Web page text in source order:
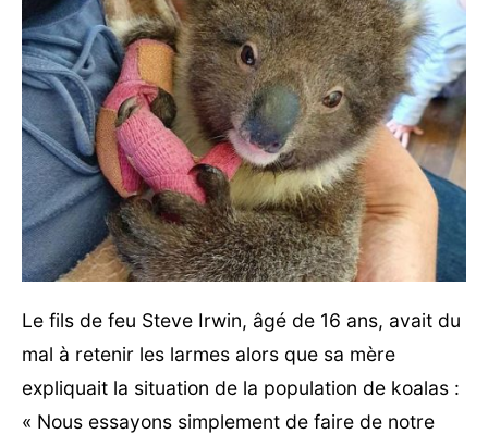
Le fils de feu Steve Irwin, âgé de 16 ans, avait du
mal à retenir les larmes alors que sa mère
expliquait la situation de la population de koalas :
« Nous essayons simplement de faire de notre